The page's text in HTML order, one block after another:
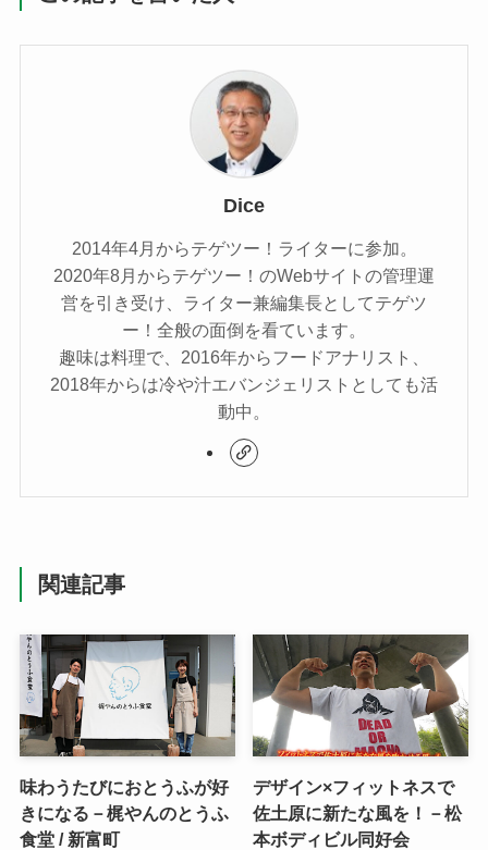
Dice
2014年4月からテゲツー！ライターに参加。
2020年8月からテゲツー！のWebサイトの管理運
営を引き受け、ライター兼編集長としてテゲツ
ー！全般の面倒を看ています。
趣味は料理で、2016年からフードアナリスト、
2018年からは冷や汁エバンジェリストとしても活
動中。
関連記事
味わうたびにおとうふが好
きになる－梶やんのとうふ
食堂 / 新富町
デザイン×フィットネスで
佐土原に新たな風を！－松
本ボディビル同好会